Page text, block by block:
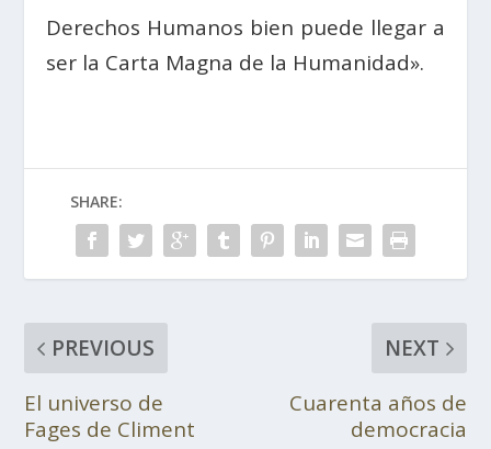
Derechos Humanos bien puede llegar a
ser la Carta Magna de la Humanidad».
SHARE:
PREVIOUS
El universo de
Fages de Climent
NEXT
Cuarenta años de
democracia